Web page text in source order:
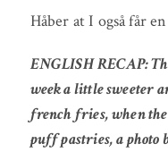
Håber at I også får
ENGLISH RECAP:
week a little sweeter
french fries, when the
puff pastries, a photo